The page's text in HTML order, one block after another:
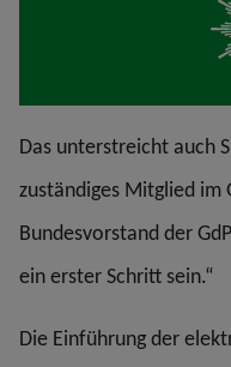
Das unterstreicht auch
zuständiges Mitglied im
Bundesvorstand der
ein erster Schritt sein.“
Die Einführung der